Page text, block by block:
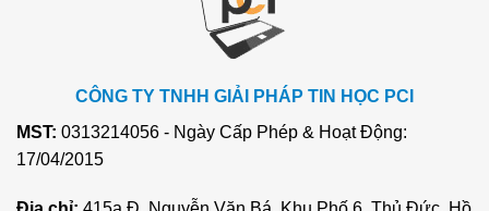
CÔNG TY TNHH GIẢI PHÁP TIN HỌC PCI
MST: 0313214056 - Ngày Cấp Phép & Hoạt Động:
17/04/2015